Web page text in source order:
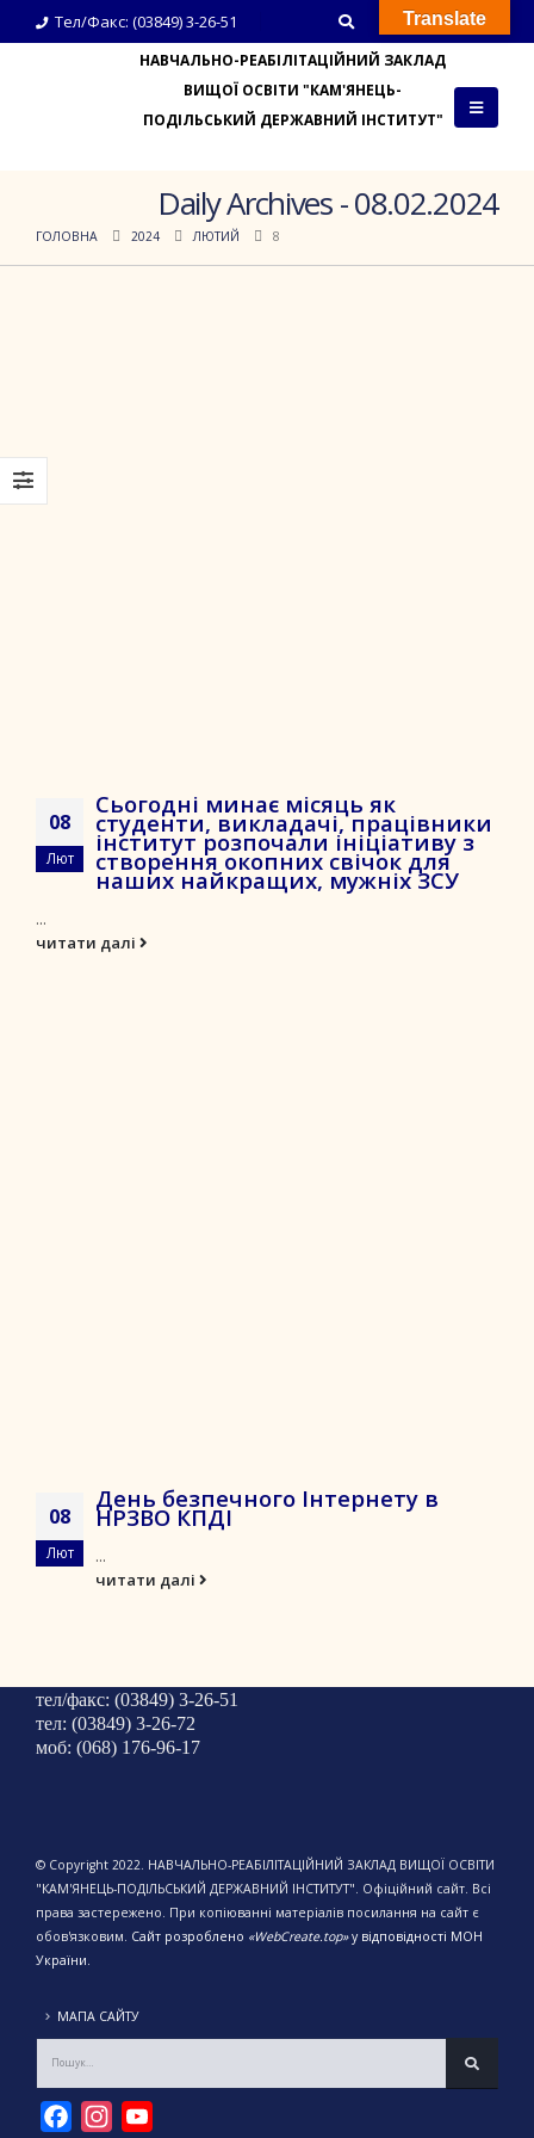
Тел/Факс: (03849) 3-26-51
НАВЧАЛЬНО-РЕАБІЛІТАЦІЙНИЙ ЗАКЛАД
ВИЩОЇ ОСВІТИ "КАМ'ЯНЕЦЬ-
ПОДІЛЬСЬКИЙ ДЕРЖАВНИЙ ІНСТИТУТ"
Daily Archives - 08.02.2024
ГОЛОВНА 2024 ЛЮТИЙ 8
08
Лют
Сьогодні минає місяць як
студенти, викладачі, працівники
інститут розпочали ініціативу з
створення окопних свічок для
наших найкращих, мужніх ЗСУ
...
читати далі
08
Лют
День безпечного Інтернету в
НРЗВО КПДІ
...
читати далі
тел/факс: (03849) 3-26-51
тел: (03849) 3-26-72
моб: (068) 176-96-17
© Copyright 2022. НАВЧАЛЬНО-РЕАБІЛІТАЦІЙНИЙ ЗАКЛАД ВИЩОЇ ОСВІТИ
"КАМ'ЯНЕЦЬ-ПОДІЛЬСЬКИЙ ДЕРЖАВНИЙ ІНСТИТУТ". Офіційний сайт. Всі
права застережено. При копіюванні матеріалів посилання на сайт є
обов'язковим. Сайт розроблено «WebCreate.top»у відповідності МОН
України.
МАПА САЙТУ
FacebookInstagram
Translate